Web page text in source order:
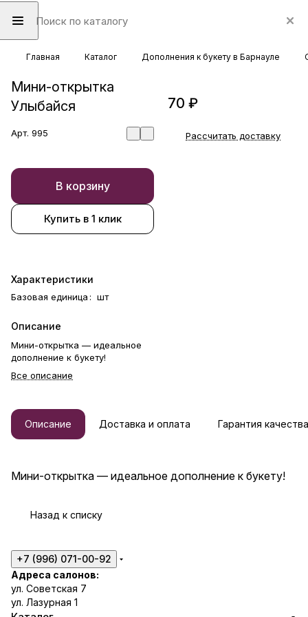
Главная Каталог Дополнения к букету в Барнауле
Мини-открытка
Улыбайся
Арт. 995
В корзину
Купить в 1 клик
Характеристики
Базовая единица : шт
Описание
Мини-открытка — идеальное
дополнение к букету!
Все описание
70 ₽
Рассчитать доставку
Описание Доставка и оплата Гарантия качества
Мини-открытка — идеальное дополнение к букету!
Назад к списку
+7 (996) 071-00-92
Адреса салонов:
ул. Советская 7
ул. Лазурная 1